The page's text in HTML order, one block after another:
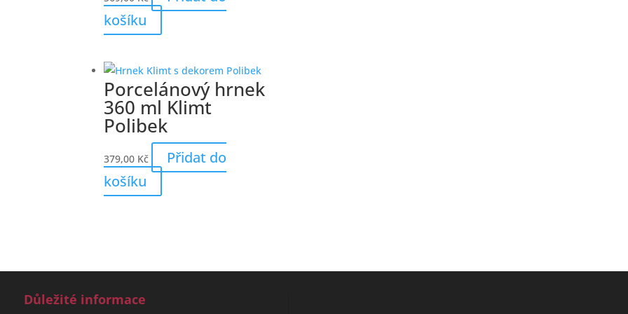
košíku
Porcelánový hrnek
360 ml Klimt
Polibek
379,00 Kč
Přidat do
košíku
Důležité informace